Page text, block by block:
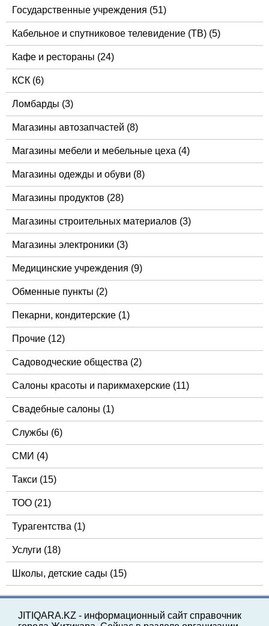
Государственные учреждения (51)
Кабельное и спутниковое телевидение (ТВ) (5)
Кафе и рестораны (24)
КСК (6)
Ломбарды (3)
Магазины автозапчастей (8)
Магазины мебели и мебельные цеха (4)
Магазины одежды и обуви (8)
Магазины продуктов (28)
Магазины строительных материалов (3)
Магазины электроники (3)
Медицинские учреждения (9)
Обменные пункты (2)
Пекарни, кондитерские (1)
Прочие (12)
Садоводческие общества (2)
Салоны красоты и парикмахерские (11)
Свадебные салоны (1)
Службы (6)
СМИ (4)
Такси (15)
ТОО (21)
Турагентства (1)
Услуги (18)
Школы, детские сады (15)
JITIQARA.KZ - информационный сайт справочник